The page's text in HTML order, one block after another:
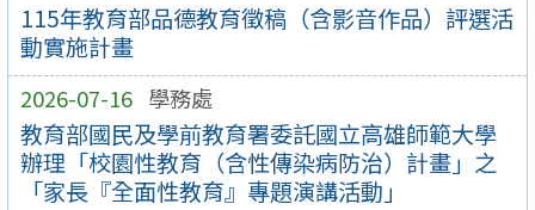
115年教育部品德教育徵稿（含影音作品）評選活
動實施計畫
2026-07-16 學務處
教育部國民及學前教育署委託國立高雄師範大學
辦理「校園性教育（含性傳染病防治）計畫」之
「家長『全面性教育』專題演講活動」